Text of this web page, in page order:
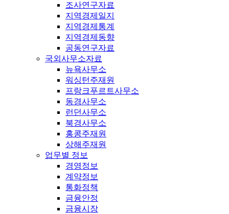
조사연구자료
지역경제일지
지역경제통계
지역경제동향
공동연구자료
국외사무소자료
뉴욕사무소
워싱턴주재원
프랑크푸르트사무소
동경사무소
런던사무소
북경사무소
홍콩주재원
상해주재원
업무별 정보
경영정보
계약정보
통화정책
금융안정
금융시장